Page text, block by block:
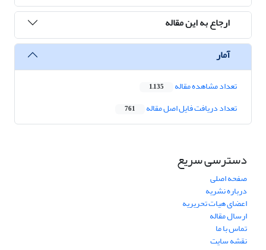
ارجاع به این مقاله
آمار
تعداد مشاهده مقاله 1,135
تعداد دریافت فایل اصل مقاله 761
دسترسی سریع
صفحه اصلی
درباره نشریه
اعضای هیات تحریریه
ارسال مقاله
تماس با ما
نقشه سایت